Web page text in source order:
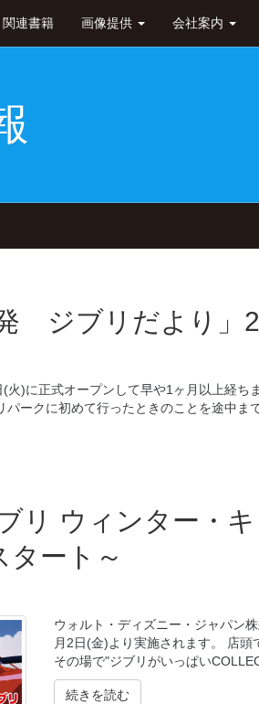
関連書籍 画像提供 会社案内
発 ジブリだより」
)に正式オープンして早や1ヶ月以上経ち
パークに初めて行ったときのことを途中
リ ウィンター・
タート～
ウォルト・ディズニー・ジャパン
月2日(金)より実施されます。 店頭
その場で"ジブリがいっぱい
続きを読む